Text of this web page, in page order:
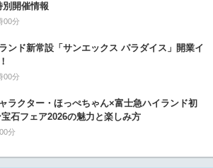
別開催情報
00分
ンド新常設「サンエックス パラダイス」開業イ
00分
ラクター・ほっぺちゃん×富士急ハイランド初
石フェア2026の魅力と楽しみ方
分